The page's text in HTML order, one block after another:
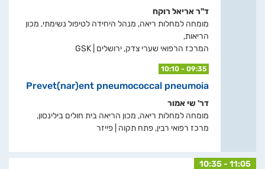
ד"ר אריאל רוקח
מומחה למחלות ריאה, מנהל היחידה לטיפול נשימתי, מכון
הריאות,
המרכז הרפואי שערי צדק, ירושלים | GSK
10:10 - 09:35
Prevet(nar)ent pneumococcal pneumoia
דר' שי אמור
מומחה למחלות ריאה, מכון הריאה בית חולים בילינסון,
מרכז רפואי רבין, פתח תקוה | פייזר
10:35 - 11:05